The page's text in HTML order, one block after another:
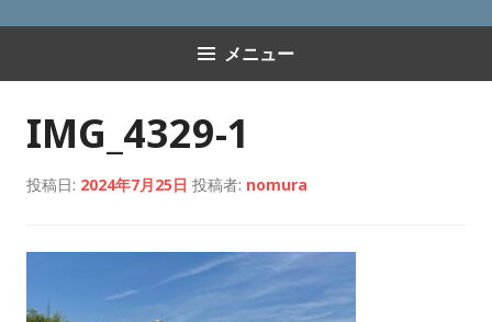
メニュー
IMG_4329-1
投稿日: 2024年7月25日 投稿者: nomura